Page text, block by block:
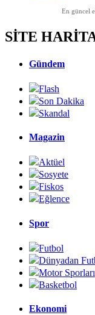
En güncel
SİTE
Gündem
Flash
Son Dakika
Skandal
Magazin
Aktüel
Sosyete
Fiskos
Eğlence
Spor
Futbol
Dünyadan
Motor Sporları
Basketbol
Ekonomi